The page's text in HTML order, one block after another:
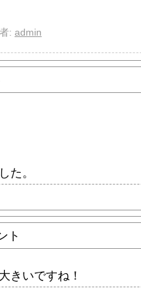
: admin
た。
ト
きいですね！